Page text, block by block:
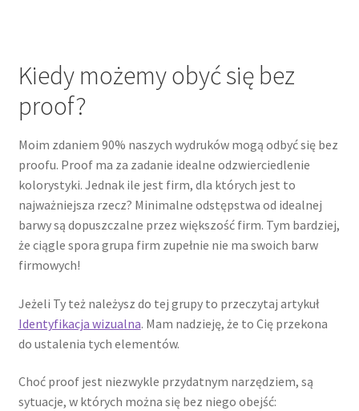
Kiedy możemy obyć się bez
proof?
Moim zdaniem 90% naszych wydruków mogą odbyć się bez
proofu. Proof ma za zadanie idealne odzwierciedlenie
kolorystyki. Jednak ile jest firm, dla których jest to
najważniejsza rzecz? Minimalne odstępstwa od idealnej
barwy są dopuszczalne przez większość firm. Tym bardziej,
że ciągle spora grupa firm zupełnie nie ma swoich barw
firmowych!
Jeżeli Ty też należysz do tej grupy to przeczytaj artykuł
Identyfikacja wizualna. Mam nadzieję, że to Cię przekona
do ustalenia tych elementów.
Choć proof jest niezwykle przydatnym narzędziem, są
sytuacje, w których można się bez niego obejść: